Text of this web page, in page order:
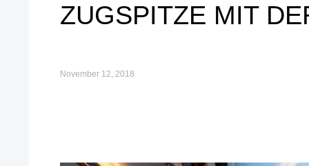
ZUGSPITZE MIT
November 12, 2018